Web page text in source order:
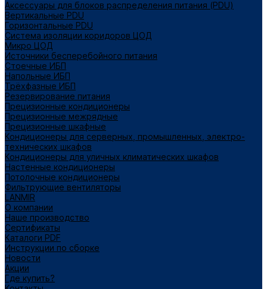
Аксессуары для блоков распределения питания (PDU)
Вертикальные PDU
Горизонтальные PDU
Система изоляции коридоров ЦОД
Микро ЦОД
Источники бесперебойного питания
Стоечные ИБП
Напольные ИБП
Трёхфазные ИБП
Резервирование питания
Прецизионные кондиционеры
Прецизионные межрядные
Прецизионные шкафные
Кондиционеры для серверных, промышленных, электро-
технических шкафов
Кондиционеры для уличных климатических шкафов
Настенные кондиционеры
Потолочные кондиционеры
Фильтрующие вентиляторы
LANMIR
О компании
Наше производство
Сертификаты
Каталоги PDF
Инструкции по сборке
Новости
Акции
Где купить?